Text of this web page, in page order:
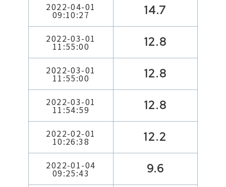
2022-04-01
09:10:27 14.7
2022-03-01
11:55:00 12.8
2022-03-01
11:55:00 12.8
2022-03-01
11:54:59 12.8
2022-02-01
10:26:38 12.2
2022-01-04
09:25:43 9.6